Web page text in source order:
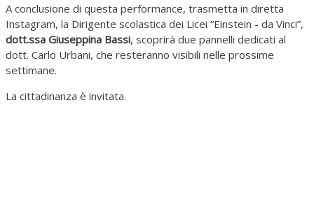
A conclusione di questa performance, trasmetta in diretta
Instagram, la Dirigente scolastica dei Licei “Einstein - da Vinci”,
dott.ssa Giuseppina Bassi, scoprirà due pannelli dedicati al
dott. Carlo Urbani, che resteranno visibili nelle prossime
settimane.
La cittadinanza è invitata.